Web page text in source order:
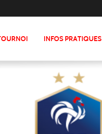
INFOS PRATIQUES